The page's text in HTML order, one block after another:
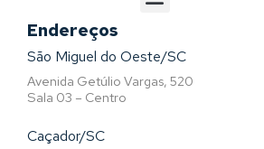
Endereços
São Miguel do Oeste/SC
Avenida Getúlio Vargas, 520
Sala 03 – Centro
Caçador/SC